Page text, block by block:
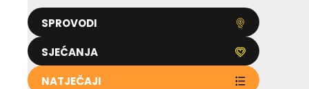
SPROVODI
SJEĆANJA
NATJEČAJI